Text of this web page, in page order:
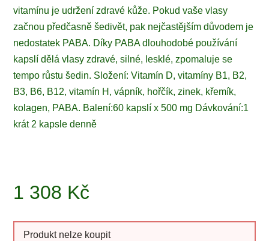
vitamínu je udržení zdravé kůže. Pokud vaše vlasy
začnou předčasně šedivět, pak nejčastějším důvodem je
nedostatek PABA. Díky PABA dlouhodobé používání
kapslí dělá vlasy zdravé, silné, lesklé, zpomaluje se
tempo růstu šedin. Složení: Vitamín D, vitamíny B1, B2,
B3, B6, B12, vitamín H, vápník, hořčík, zinek, křemík,
kolagen, PABA. Balení:60 kapslí x 500 mg Dávkování:1
krát 2 kapsle denně
1 308 Kč
Produkt nelze koupit